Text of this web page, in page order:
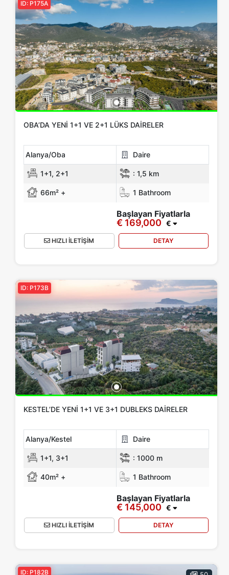
ID: P175A
OBA’DA YENI 1+1 VE 2+1 LÜKS DAIRELER
Alanya/Oba Daire
1+1, 2+1 : 1,5 km
66m² + 1 Bathroom
Başlayan Fiyatlarla
€ 169,000 €
HIZLI İLETİŞİM DETAY
ID: P173B
KESTEL’DE YENI 1+1 VE 3+1 DUBLEKS DAIRELER
Alanya/Kestel Daire
1+1, 3+1 : 1000 m
40m² + 1 Bathroom
Başlayan Fiyatlarla
€ 145,000 €
HIZLI İLETİŞİM DETAY
ID: P182B